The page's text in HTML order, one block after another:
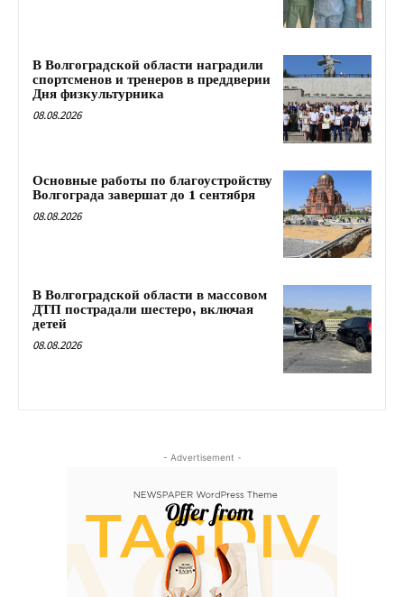
В Волгоградской области наградили
спортсменов и тренеров в преддверии
Дня физкультурника
08.08.2026
Основные работы по благоустройству
Волгограда завершат до 1 сентября
08.08.2026
В Волгоградской области в массовом
ДТП пострадали шестеро, включая
детей
08.08.2026
- Advertisement -